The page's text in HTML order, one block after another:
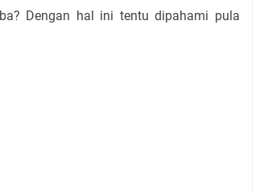
Dengan hal ini tentu dipahami pula